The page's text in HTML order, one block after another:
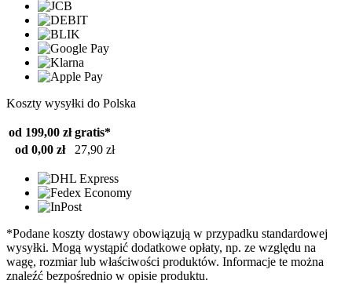
Koszty wysyłki do Polska
od 199,00 zł gratis*
od 0,00 zł
27,90 zł
*Podane koszty dostawy obowiązują w przypadku standardowej
wysyłki. Mogą wystąpić dodatkowe opłaty, np. ze względu na
wagę, rozmiar lub właściwości produktów. Informacje te można
znaleźć bezpośrednio w opisie produktu.